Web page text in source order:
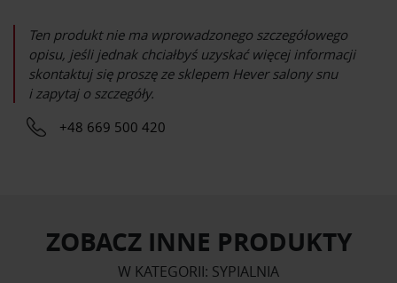
Ten produkt nie ma wprowadzonego szczegółowego
opisu, jeśli jednak chciałbyś uzyskać więcej informacji
skontaktuj się proszę ze sklepem Hever salony snu
i zapytaj o szczegóły.
+48 669 500 420
ZOBACZ INNE PRODUKTY
W KATEGORII: SYPIALNIA